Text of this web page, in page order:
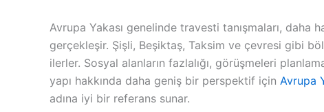
Avrupa Yakası genelinde travesti tanışmaları, daha
gerçekleşir. Şişli, Beşiktaş, Taksim ve çevresi gibi
ilerler. Sosyal alanların fazlalığı, görüşmeleri
yapı hakkında daha geniş bir perspektif için Avrupa
adına iyi bir referans sunar.